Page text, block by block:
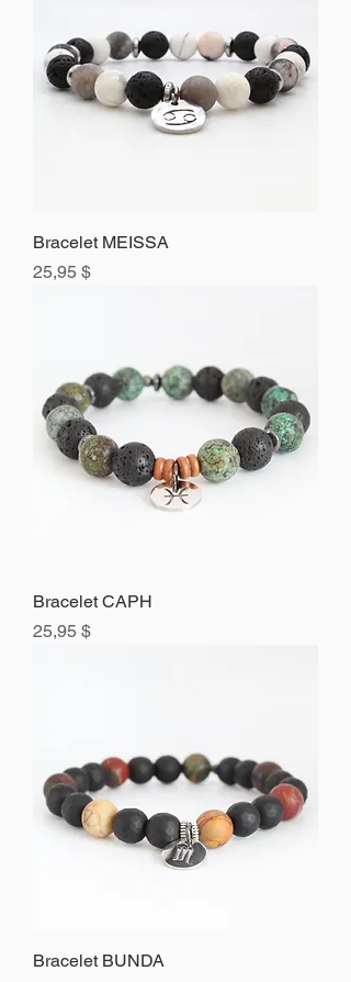
Bracelet MEISSA
Prix
25,95 $
Bracelet CAPH
Prix
25,95 $
Bracelet BUNDA